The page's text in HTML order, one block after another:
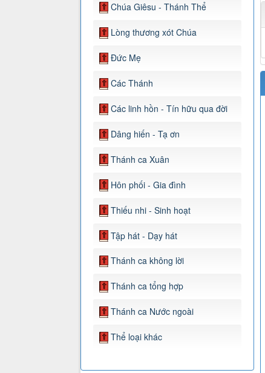
Chúa Giêsu - Thánh Thể
Lòng thương xót Chúa
Đức Mẹ
Các Thánh
Các linh hồn - Tín hữu qua đời
Dâng hiến - Tạ ơn
Thánh ca Xuân
Hôn phối - Gia đình
Thiếu nhi - Sinh hoạt
Tập hát - Dạy hát
Thánh ca không lời
Thánh ca tổng hợp
Thánh ca Nước ngoài
Thể loại khác